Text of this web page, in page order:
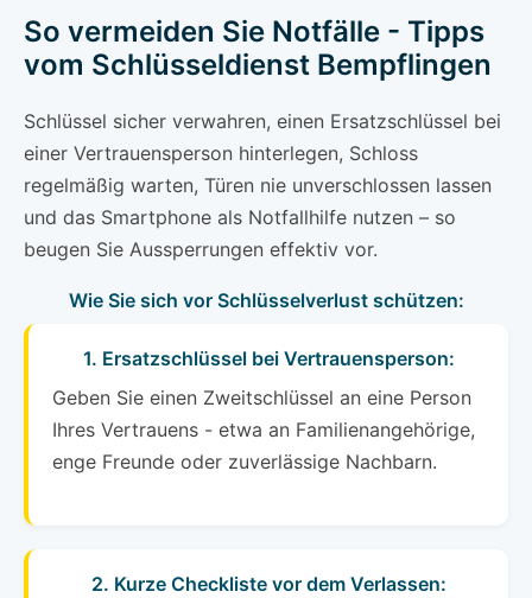
So vermeiden Sie Notfälle - Tipps
vom Schlüsseldienst Bempflingen
Schlüssel sicher verwahren, einen Ersatzschlüssel bei
einer Vertrauensperson hinterlegen, Schloss
regelmäßig warten, Türen nie unverschlossen lassen
und das Smartphone als Notfallhilfe nutzen – so
beugen Sie Aussperrungen effektiv vor.
Wie Sie sich vor Schlüsselverlust schützen:
1. Ersatzschlüssel bei Vertrauensperson:
Geben Sie einen Zweitschlüssel an eine Person
Ihres Vertrauens - etwa an Familienangehörige,
enge Freunde oder zuverlässige Nachbarn.
2. Kurze Checkliste vor dem Verlassen: